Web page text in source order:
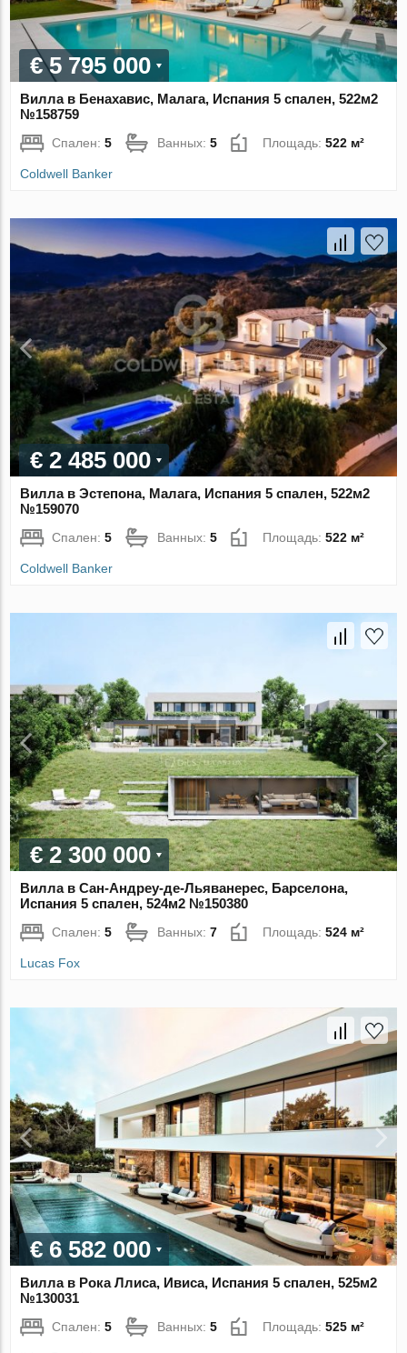
€ 5 795 000
Вилла в Бенахавис, Малага, Испания 5 спален, 522м2
№158759
Спален:5 Ванных:5 Площадь:522 м²
Coldwell Banker
€ 2 485 000
Вилла в Эстепона, Малага, Испания 5 спален, 522м2
№159070
Спален:5 Ванных:5 Площадь:522 м²
Coldwell Banker
€ 2 300 000
Вилла в Сан-Андреу-де-Льяванерес, Барселона,
Испания 5 спален, 524м2 №150380
Спален:5 Ванных:7 Площадь:524 м²
Lucas Fox
€ 6 582 000
Вилла в Рока Ллиса, Ивиса, Испания 5 спален, 525м2
№130031
Спален:5 Ванных:5 Площадь:525 м²